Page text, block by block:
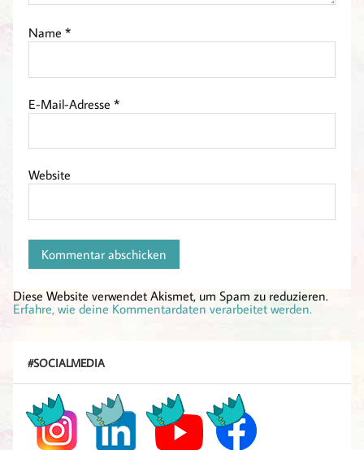
Name*
E-Mail-Adresse*
Website
Diese Website verwendet Akismet, um Spam zu reduzieren.
Erfahre, wie deine Kommentardaten verarbeitet werden.
#SOCIALMEDIA